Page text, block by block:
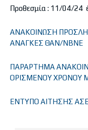
Προθεσμία : 11/04/
ΑΝΑΚΟΙΝΩΣΗ
ΑΝΑΓΚΕΣ ΘΑΝ/ΝΒΝΕ
ΠΑΡΑΡΤΗΜΑ
ΟΡΙΣΜΕΝΟΥ ΧΡΟΝΟΥ
ΕΝΤΥΠΟ ΑΙΤΗΣΗΣ